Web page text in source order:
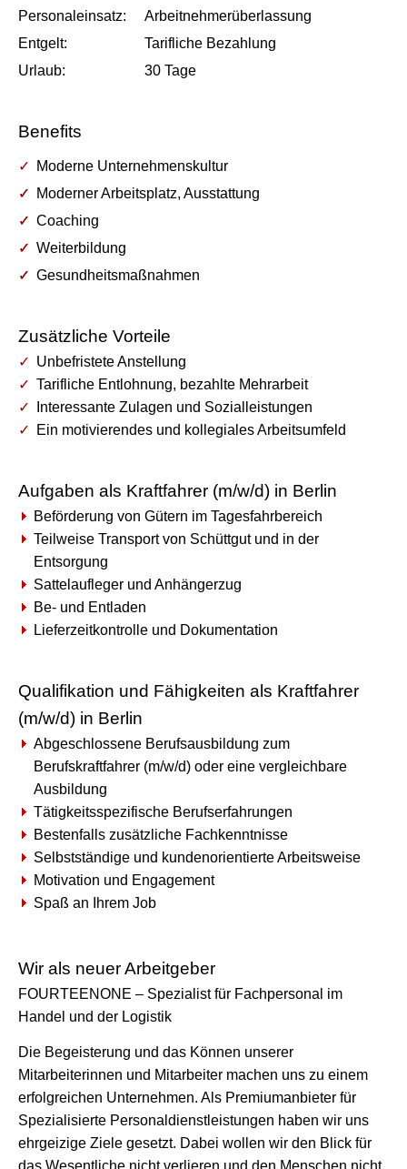
Personal­einsatz:
Arbeitnehmerüberlassung
Entgelt:
Tarifliche Bezahlung
Urlaub:
30Tage
Benefits
Moderne Unternehmenskultur
Moderner Arbeitsplatz, Ausstattung
Coaching
Weiterbildung
Gesundheitsmaßnahmen
Zusätzliche Vorteile
Unbefristete Anstellung
Tarifliche Entlohnung, bezahlte Mehrarbeit
Interessante Zulagen und Sozialleistungen
Ein motivierendes und kollegiales Arbeitsumfeld
Aufgaben als Kraftfahrer (m/w/d) in Berlin
Beförderung von Gütern im Tagesfahrbereich
Teilweise Transport von Schüttgut und in der
Entsorgung
Sattelaufleger und Anhängerzug
Be- und Entladen
Lieferzeitkontrolle und Dokumentation
Qualifikation und Fähigkeiten als Kraftfahrer
(m/w/d) in Berlin
Abgeschlossene Berufsausbildung zum
Berufskraftfahrer (m/w/d) oder eine vergleichbare
Ausbildung
Tätigkeitsspezifische Berufserfahrungen
Bestenfalls zusätzliche Fachkenntnisse
Selbstständige und kundenorientierte Arbeitsweise
Motivation und Engagement
Spaß an Ihrem Job
Wir als neuer Arbeitgeber
FOURTEENONE – Spezialist für Fachpersonal im
Handel und der Logistik
Die Begeisterung und das Können unserer
Mitarbeiterinnen und Mitarbeiter machen uns zu einem
erfolgreichen Unternehmen. Als Premiumanbieter für
Spezialisierte Personaldienstleistungen haben wir uns
ehrgeizige Ziele gesetzt. Dabei wollen wir den Blick für